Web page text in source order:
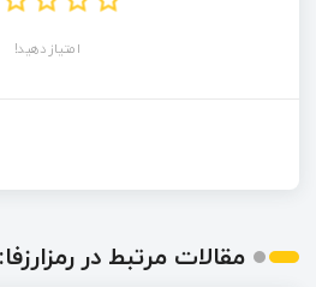
امتیاز دهید!
مقالات مرتبط در رمزارزفا: